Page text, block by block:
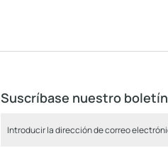
Suscríbase nuestro boletín